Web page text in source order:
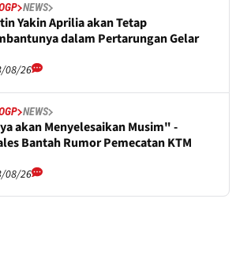
NEWS
Yakin Aprilia akan Tetap
dalam Pertarungan Gelar
08/26
NEWS
akan Menyelesaikan Musim" -
Bantah Rumor Pemecatan KTM
08/26